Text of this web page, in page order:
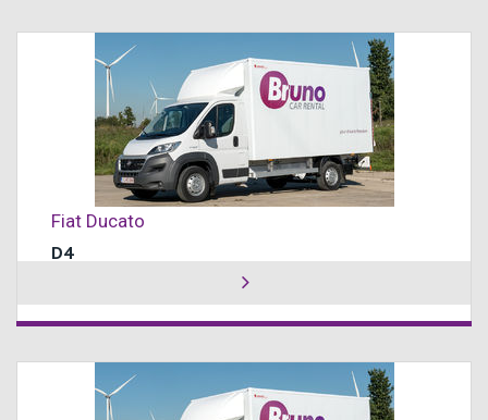
Fiat Ducato
D4